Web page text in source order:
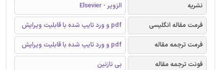
نشریه
الزویر - Elsevier
فرمت مقاله انگلیسی
pdf و ورد تایپ شده با قابلیت ویرایش
فرمت ترجمه مقاله
pdf و ورد تایپ شده با قابلیت ویرایش
فونت ترجمه مقاله
بی نازنین